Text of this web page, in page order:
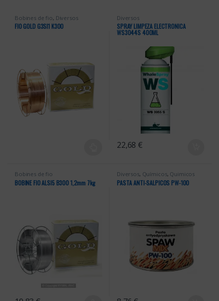
Bobines de fio, Diversos
FIO GOLD G3SI1 K300
Diversos
SPRAY LIMPEZA ELECTRONICA
WS3044S 400ML
22,68 €
Bobines de fio
BOBINE FIO ALSI5 B300 1,2mm 7kg
Diversos, Químicos, Quimicos
Anti-Salpicos
PASTA ANTI-SALPICOS PW-100